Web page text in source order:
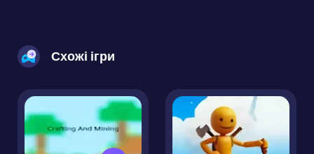
Схожі ігри